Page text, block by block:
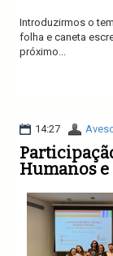
Introduzirmos o
folha e caneta
próximo...
14:27
Humanos e